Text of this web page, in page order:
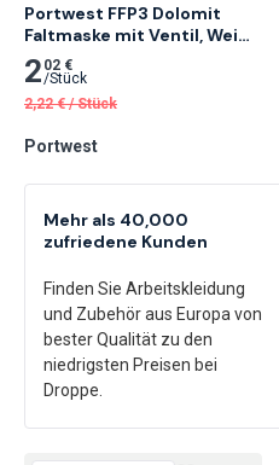
Mehr als 40,000
zufriedene Kunden
Finden Sie Arbeitskleidung
und Zubehör aus Europa von
bester Qualität zu den
niedrigsten Preisen bei
Droppe.
Portwest FFP3 Dolomit
Faltmaske mit Ventil, Weiß
20 Stk.
2 02 €
/Stück
2,22 € /Stück
Portwest